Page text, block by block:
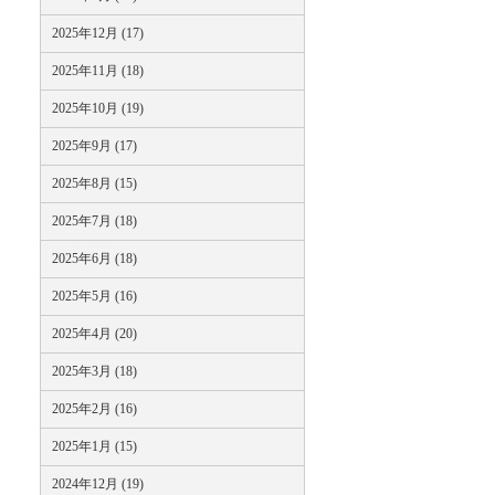
2025年12月 (17)
2025年11月 (18)
2025年10月 (19)
2025年9月 (17)
2025年8月 (15)
2025年7月 (18)
2025年6月 (18)
2025年5月 (16)
2025年4月 (20)
2025年3月 (18)
2025年2月 (16)
2025年1月 (15)
2024年12月 (19)